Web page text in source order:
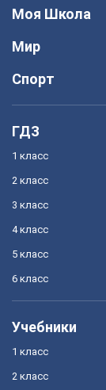
Моя Школа
Мир
Спорт
ГДЗ
1 класс
2 класс
3 класс
4 класс
5 класс
6 класс
Учебники
1 класс
2 класс